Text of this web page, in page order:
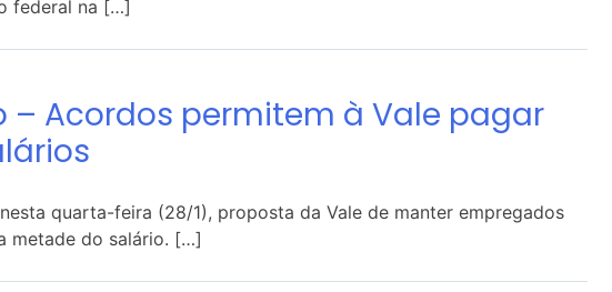
federal na […]
– Acordos permitem à Vale pagar
quarta-feira (28/1), proposta da Vale de manter empregados
metade do salário. […]